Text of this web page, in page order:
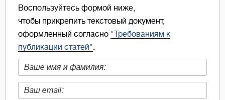
Воспользуйтесь формой ниже,
чтобы прикрепить текстовый документ,
оформленный согласно "Требованиям к
публикации статей".